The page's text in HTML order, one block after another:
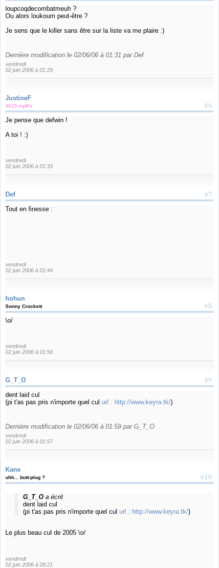
loupcoqdecombatmeuh ?
Ou alors loukoum peut-être ?
Je sens que le killer sans être sur la liste va me plaire :)
Dernière modification le 02/06/06 à 01:31 par Def
vendredi
02 juin 2006 à 01:29
JustineF
#6
3615 myliFe
Je pense que defwin !
A toi ! :)
vendredi
02 juin 2006 à 01:33
#7
Def
Tout en finesse :
vendredi
02 juin 2006 à 01:44
hohun
#8
Sonny Crockett
\o/
vendredi
02 juin 2006 à 01:56
#9
G_T_O
dent laid cul
(pi t'as pas pris n'importe quel cul url : http://www.keyra.tk/)
Dernière modification le 02/06/06 à 01:59 par G_T_O
vendredi
02 juin 2006 à 01:57
Kane
#10
uhh... butt-plug ?
G_T_Oa écrit
dent laid cul
(pi t'as pas pris n'importe quel cul url : http://www.keyra.tk/)
Le plus beau cul de 2005 \o/
vendredi
02 juin 2006 à 08:21